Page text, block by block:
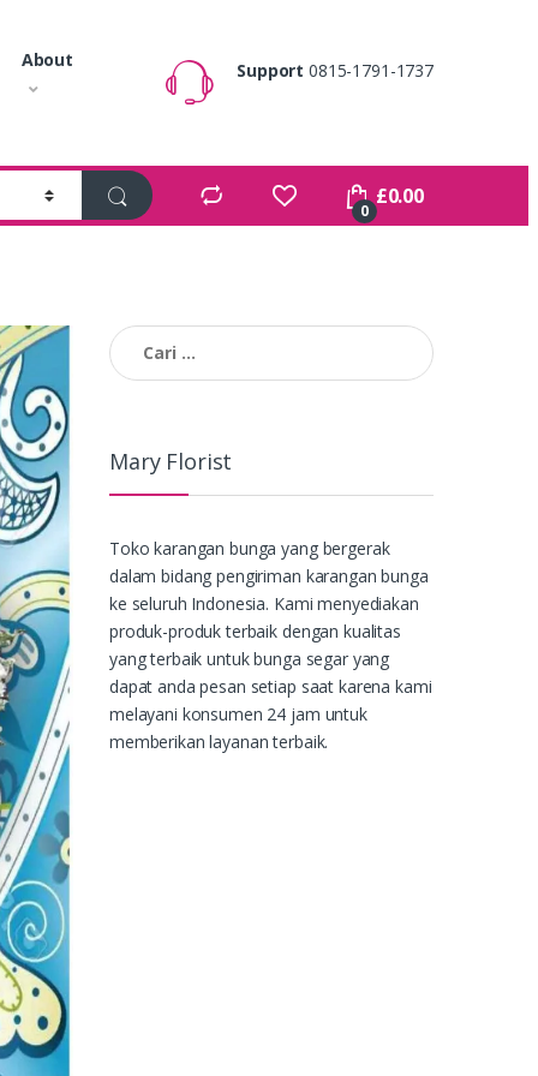
About Support 0815-1791-1737
0
£0.00
Cari
untuk:
Mary Florist
Toko karangan bunga yang bergerak
dalam bidang pengiriman karangan bunga
ke seluruh Indonesia. Kami menyediakan
produk-produk terbaik dengan kualitas
yang terbaik untuk bunga segar yang
dapat anda pesan setiap saat karena kami
melayani konsumen 24 jam untuk
memberikan layanan terbaik.